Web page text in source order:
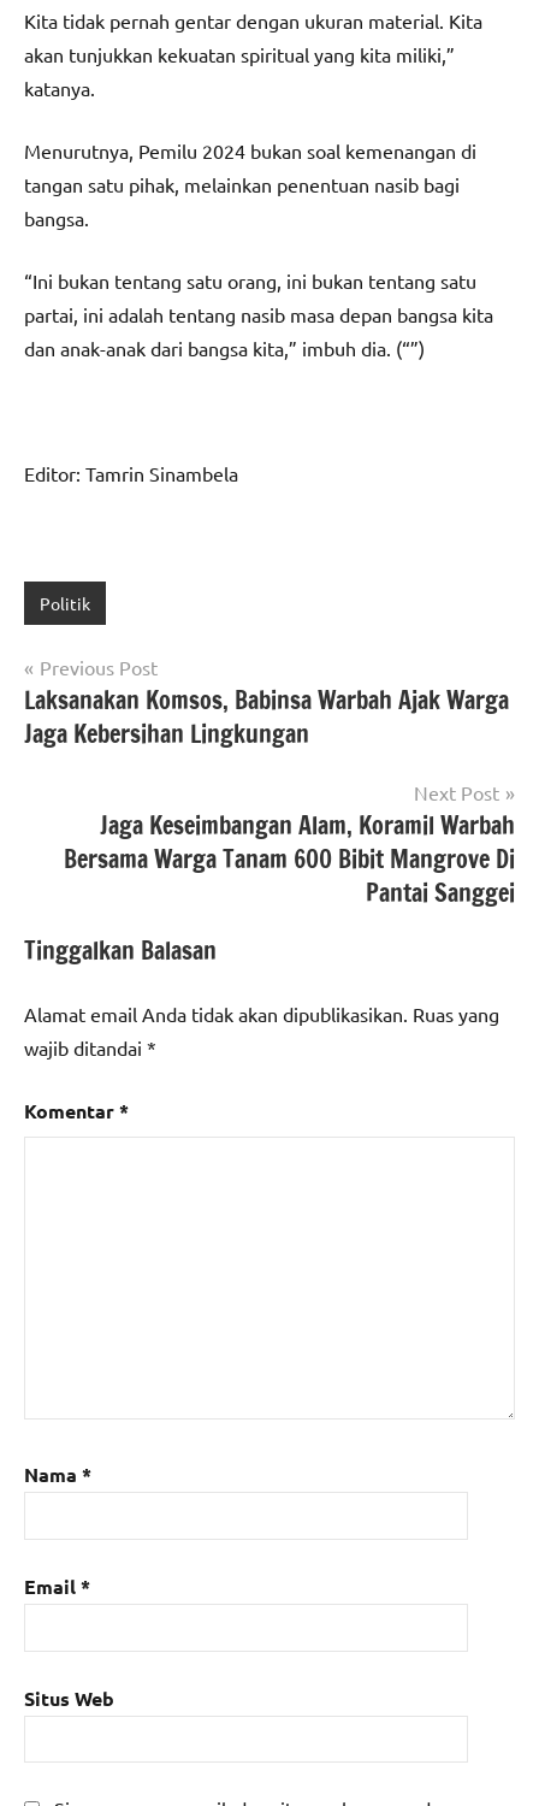
Kita tidak pernah gentar dengan ukuran material. Kita
akan tunjukkan kekuatan spiritual yang kita miliki,”
katanya.
Menurutnya, Pemilu 2024 bukan soal kemenangan di
tangan satu pihak, melainkan penentuan nasib bagi
bangsa.
“Ini bukan tentang satu orang, ini bukan tentang satu
partai, ini adalah tentang nasib masa depan bangsa kita
dan anak-anak dari bangsa kita,” imbuh dia. (“”)
Editor: Tamrin Sinambela
Politik
Navigasi
pos
Previous Post
Laksanakan Komsos, Babinsa Warbah Ajak Warga
Jaga Kebersihan Lingkungan
Next Post
Jaga Keseimbangan Alam, Koramil Warbah
Bersama Warga Tanam 600 Bibit Mangrove Di
Pantai Sanggei
Tinggalkan Balasan
Alamat email Anda tidak akan dipublikasikan. Ruas yang
wajib ditandai *
Komentar*
Nama *
Email*
Situs Web